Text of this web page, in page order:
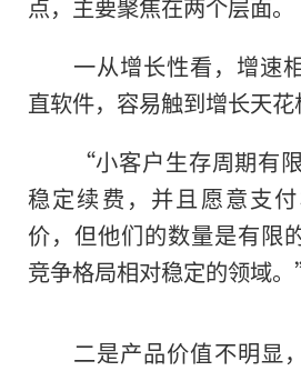
点，主要聚焦在两个层面。
一从增长性看，增速
直软件，容易触到增长天花
“小客户生存周期有
稳定续费，并且愿意支
价，但他们的数量是有限
竞争格局相对稳定的领域。
二是产品价值不明显